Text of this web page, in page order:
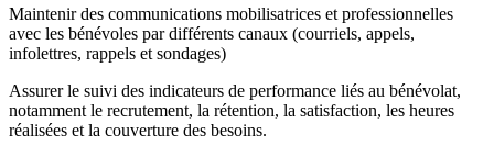
Maintenir des communications mobilisatrices et professionnelles
avec les bénévoles par différents canaux (courriels, appels,
infolettres, rappels et sondages)
Assurer le suivi des indicateurs de performance liés au bénévolat,
notamment le recrutement, la rétention, la satisfaction, les heures
réalisées et la couverture des besoins.